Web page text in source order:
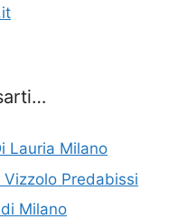
Lauria Milano
Predabissi
Milano